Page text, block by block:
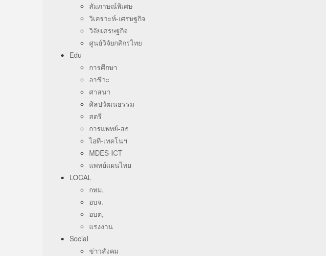
สัมภาษณ์พิเศษ
วิเคราะห์-เศรษฐกิจ
วิจัยเศรษฐกิจ
ศูนย์วิจัยกสิกรไทย
Edu
การศึกษา
อาชีวะ
ศาสนา
ศิลปวัฒนธรรม
สตรี
การแพทย์-สธ
ไอที-เทคโนฯ
MDES-ICT
แพทย์แผนไทย
LOCAL
กทม.
อบจ.
อบต,
แรงงาน
Social
ข่าวสังคม